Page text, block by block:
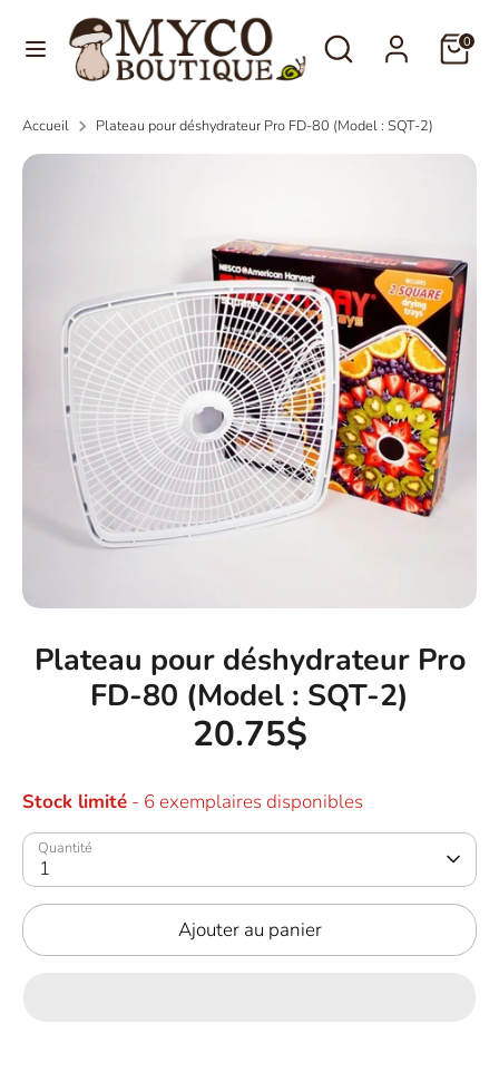
Recherche
Rechercher
dans
boutique
0
Langue
Français
dans
Accueil Plateau pour déshydrateur Pro FD-80 (Model : SQT-2)
Plateau pour déshydrateur Pro
FD-80 (Model : SQT-2)
20.75$
Stock limité - 6 exemplaires disponibles
Quantité
1
Ajouter au panier